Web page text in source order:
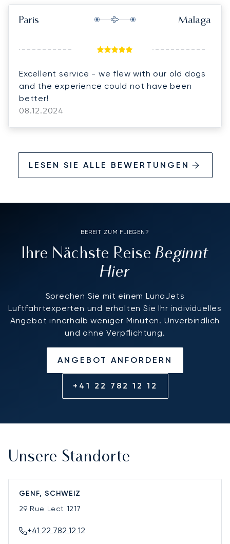
Paris Malaga
Excellent service - we flew with our old dogs
and the experience could not have been
better!
08.12.2024
LESEN SIE ALLE BEWERTUNGEN
BEREIT ZUM FLIEGEN?
Ihre Nächste ReiseBeginnt
Hier
Sprechen Sie mit einem LunaJets
Luftfahrtexperten und erhalten Sie Ihr individuelles
Angebot innerhalb weniger Minuten. Unverbindlich
und ohne Verpflichtung.
ANGEBOT ANFORDERN
+41 22 782 12 12
Unsere Standorte
GENF, SCHWEIZ
29 Rue Lect 1217
+41 22 782 12 12